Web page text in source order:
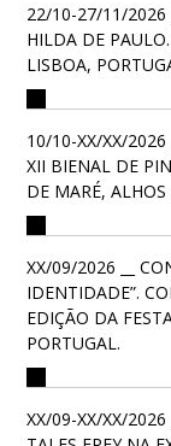
22/10-27/11/2026
HILDA DE
LISBOA,
10/10-XX/XX/
XII BIENAL DE
DE MARÉ,
XX/09/2026 __
IDENTIDADE”.
EDIÇÃO DA
PORTUGAL.
XX/09-XX/XX/